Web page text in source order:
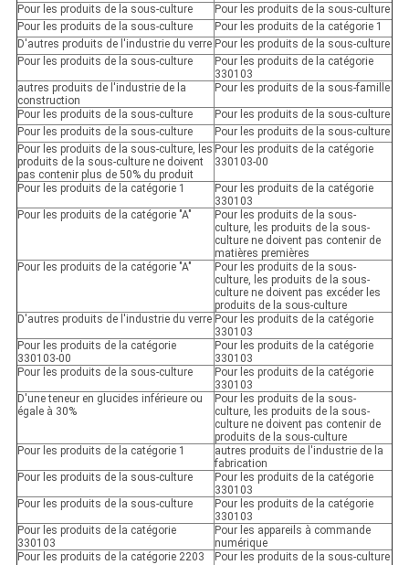
Pour les produits de la sous-culture
Pour les produits de la sous-culture
Pour les produits de la sous-culture
Pour les produits de la catégorie 1
D'autres produits de l'industrie du verre Pour les produits de la sous-culture
Pour les produits de la sous-culture
Pour les produits de la catégorie
330103
autres produits de l'industrie de la
construction
Pour les produits de la sous-famille
Pour les produits de la sous-culture
Pour les produits de la sous-culture
Pour les produits de la sous-culture
Pour les produits de la sous-culture
Pour les produits de la sous-culture, les
produits de la sous-culture ne doivent
pas contenir plus de 50% du produit
Pour les produits de la catégorie
330103-00
Pour les produits de la catégorie 1
Pour les produits de la catégorie
330103
Pour les produits de la catégorie "A"
Pour les produits de la sous-
culture, les produits de la sous-
culture ne doivent pas contenir de
matières premières
Pour les produits de la catégorie "A"
Pour les produits de la sous-
culture, les produits de la sous-
culture ne doivent pas excéder les
produits de la sous-culture
D'autres produits de l'industrie du verre Pour les produits de la catégorie
330103
Pour les produits de la catégorie
330103-00
Pour les produits de la catégorie
330103
Pour les produits de la sous-culture
Pour les produits de la catégorie
330103
D'une teneur en glucides inférieure ou
égale à 30%
Pour les produits de la sous-
culture, les produits de la sous-
culture ne doivent pas contenir de
produits de la sous-culture
Pour les produits de la catégorie 1
autres produits de l'industrie de la
fabrication
Pour les produits de la sous-culture
Pour les produits de la catégorie
330103
Pour les produits de la sous-culture
Pour les produits de la catégorie
330103
Pour les produits de la catégorie
330103
Pour les appareils à commande
numérique
Pour les produits de la catégorie 2203
Pour les produits de la sous-culture